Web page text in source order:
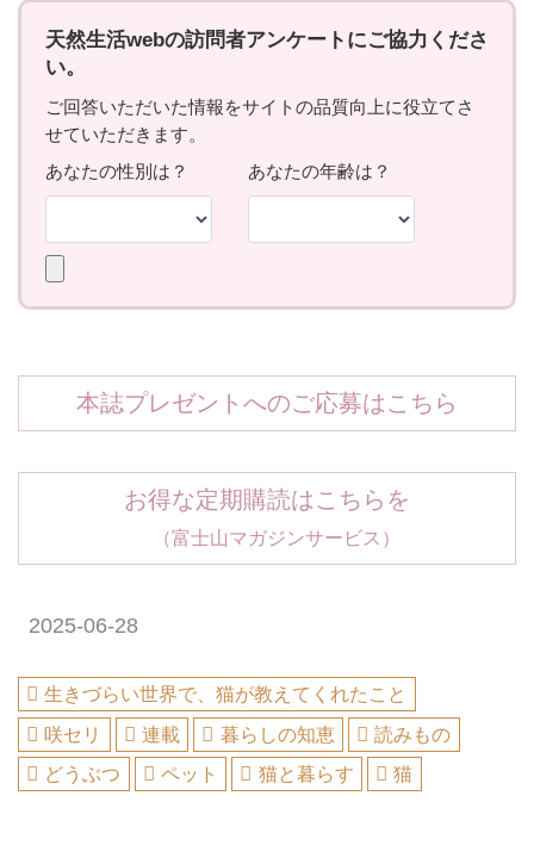
本誌プレゼントへのご応募はこちら
お得な定期購読はこちらを
（富士山マガジンサービス）
2025-06-28
生きづらい世界で、猫が教えてくれたこと
咲セリ
連載 暮らしの知恵
読みもの
どうぶつ
ペット 猫と暮らす 猫